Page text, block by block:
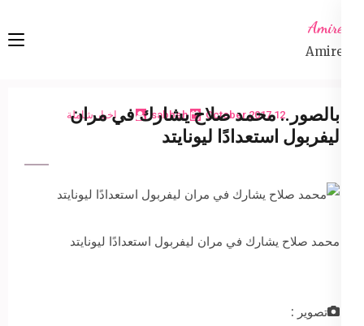
content
Enter)
Amireta
Amireta
12 October 2017
sabbeh اخبار شاملة
بالصور.. محمد صلاح يشارك في مران
ليفربول استعدادًا ليونايتد
محمد صلاح يشارك في مران ليفربول استعدادًا ليونايتد
تصوير :